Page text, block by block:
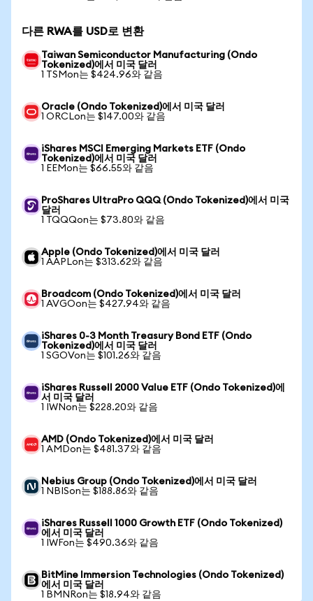
다른 RWA를 USD로 변환
Taiwan Semiconductor Manufacturing (Ondo
Tokenized)에서 미국 달러
1 TSMon는 $424.96와 같음
Oracle (Ondo Tokenized)에서 미국 달러
1 ORCLon는 $147.00와 같음
iShares MSCI Emerging Markets ETF (Ondo
Tokenized)에서 미국 달러
1 EEMon는 $66.55와 같음
ProShares UltraPro QQQ (Ondo Tokenized)에서 미국
달러
1 TQQQon는 $73.80와 같음
Apple (Ondo Tokenized)에서 미국 달러
1 AAPLon는 $313.62와 같음
Broadcom (Ondo Tokenized)에서 미국 달러
1 AVGOon는 $427.94와 같음
iShares 0-3 Month Treasury Bond ETF (Ondo
Tokenized)에서 미국 달러
1 SGOVon는 $101.26와 같음
iShares Russell 2000 Value ETF (Ondo Tokenized)에
서 미국 달러
1 IWNon는 $228.20와 같음
AMD (Ondo Tokenized)에서 미국 달러
1 AMDon는 $481.37와 같음
Nebius Group (Ondo Tokenized)에서 미국 달러
1 NBISon는 $188.86와 같음
iShares Russell 1000 Growth ETF (Ondo Tokenized)
에서 미국 달러
1 IWFon는 $490.36와 같음
BitMine Immersion Technologies (Ondo Tokenized)
에서 미국 달러
1 BMNRon는 $18.94와 같음